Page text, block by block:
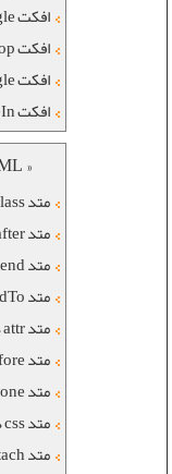
افکت slideToggle در جی کوئری
افکت stop در جی کوئری
افکت toggle در جی کوئری
افکت fadeIn در جی کوئری
« HTML و CSS در جی کوئری »
متد addClass در جی کوئری
متد after در جی کوئری
متد append در جی کوئری
متد appendTo در جی کوئری
متد attr در جی کوئری
متد before در جی کوئری
متد clone در جی کوئری
متد css در جی کوئری
متد detach در جی کوئری